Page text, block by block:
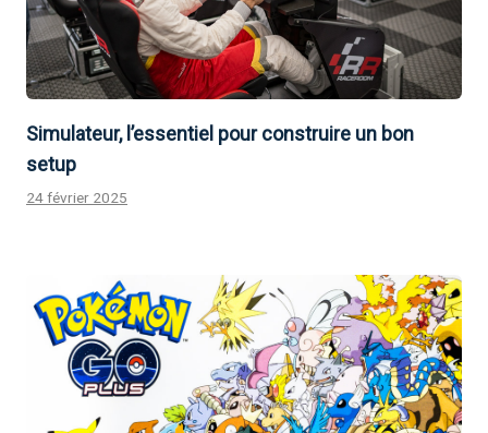
Simulateur, l’essentiel pour construire un bon
setup
24 février 2025